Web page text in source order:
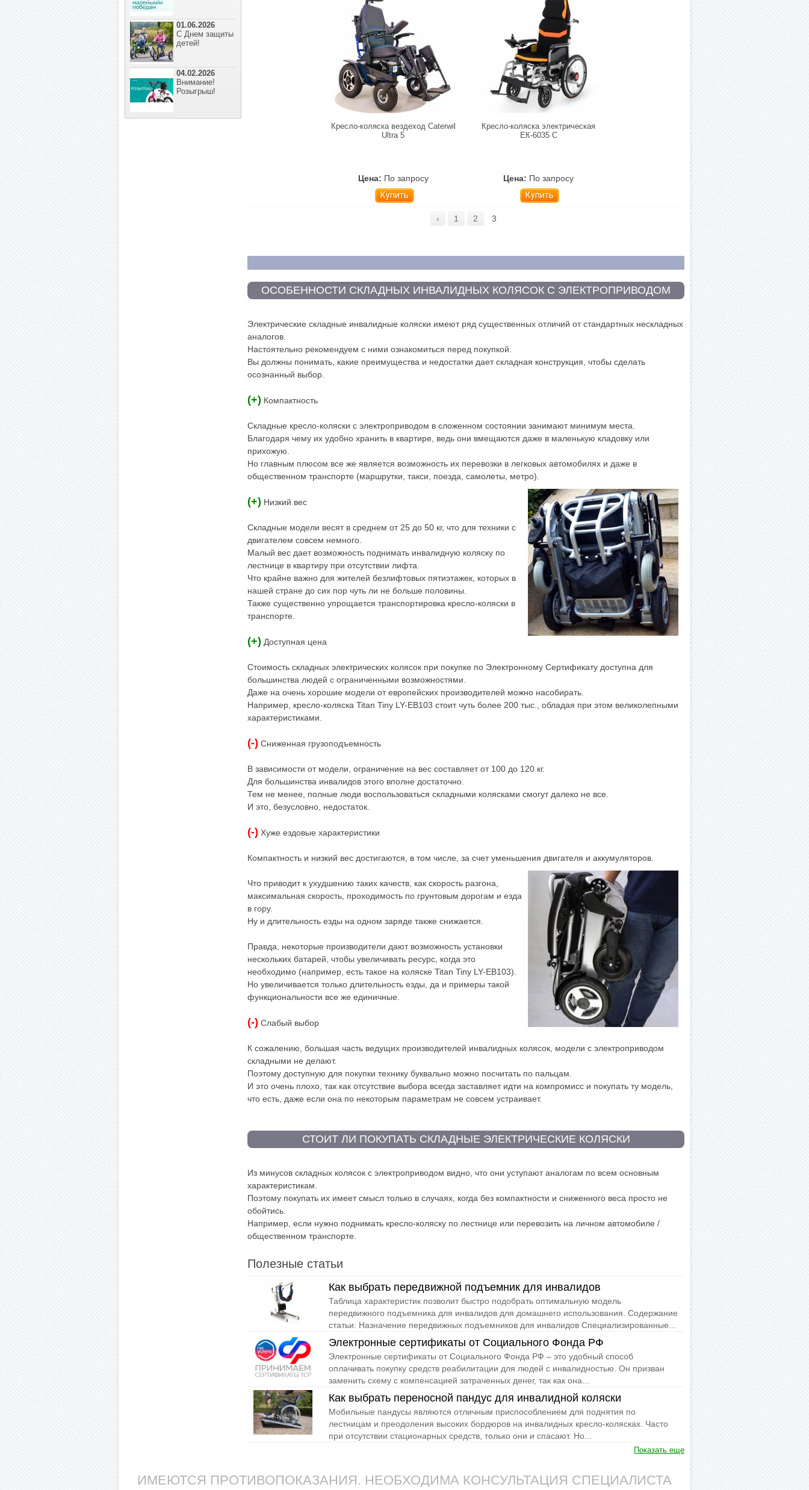
01.06.2026
С Днем защиты
детей!
04.02.2026
Внимание!
Розыгрыш!
Кресло-коляска вездеход Caterwil
Ultra 5
Цена: По запросу
Купить
Кресло-коляска электрическая
ЕК-6035 C
Цена: По запросу
Купить
‹ 1 2 3
ОСОБЕННОСТИ СКЛАДНЫХ ИНВАЛИДНЫХ КОЛЯСОК С ЭЛЕКТРОПРИВОДОМ
Электрические складные инвалидные коляски имеют ряд существенных отличий от стандартных нескладных
аналогов.
Настоятельно рекомендуем с ними ознакомиться перед покупкой.
Вы должны понимать, какие преимущества и недостатки дает складная конструкция, чтобы сделать
осознанный выбор.
(+) Компактность
Складные кресло-коляски с электроприводом в сложенном состоянии занимают минимум места.
Благодаря чему их удобно хранить в квартире, ведь они вмещаются даже в маленькую кладовку или
прихожую.
Но главным плюсом все же является возможность их перевозки в легковых автомобилях и даже в
общественном транспорте (маршрутки, такси, поезда, самолеты, метро).
(+) Низкий вес
Складные модели весят в среднем от 25 до 50 кг, что для техники с
двигателем совсем немного.
Малый вес дает возможность поднимать инвалидную коляску по
лестнице в квартиру при отсутствии лифта.
Что крайне важно для жителей безлифтовых пятиэтажек, которых в
нашей стране до сих пор чуть ли не больше половины.
Также существенно упрощается транспортировка кресло-коляски в
транспорте.
(+) Доступная цена
Стоимость складных электрических колясок при покупке по Электронному Сертификату доступна для
большинства людей с ограниченными возможностями.
Даже на очень хорошие модели от европейских производителей можно насобирать.
Например, кресло-коляска Titan Tiny LY-EB103 стоит чуть более 200 тыс., обладая при этом великолепными
характеристиками.
(-) Сниженная грузоподъемность
В зависимости от модели, ограничение на вес составляет от 100 до 120 кг.
Для большинства инвалидов этого вполне достаточно.
Тем не менее, полные люди воспользоваться складными колясками смогут далеко не все.
И это, безусловно, недостаток.
(-) Хуже ездовые характеристики
Компактность и низкий вес достигаются, в том числе, за счет уменьшения двигателя и аккумуляторов.
Что приводит к ухудшению таких качеств, как скорость разгона,
максимальная скорость, проходимость по грунтовым дорогам и езда
в гору.
Ну и длительность езды на одном заряде также снижается.
Правда, некоторые производители дают возможность установки
нескольких батарей, чтобы увеличивать ресурс, когда это
необходимо (например, есть такое на коляске Titan Tiny LY-EB103).
Но увеличивается только длительность езды, да и примеры такой
функциональности все же единичные.
(-) Слабый выбор
К сожалению, большая часть ведущих производителей инвалидных колясок, модели с электроприводом
складными не делают.
Поэтому доступную для покупки технику буквально можно посчитать по пальцам.
И это очень плохо, так как отсутствие выбора всегда заставляет идти на компромисс и покупать ту модель,
что есть, даже если она по некоторым параметрам не совсем устраивает.
СТОИТ ЛИ ПОКУПАТЬ СКЛАДНЫЕ ЭЛЕКТРИЧЕСКИЕ КОЛЯСКИ
Из минусов складных колясок с электроприводом видно, что они уступают аналогам по всем основным
характеристикам.
Поэтому покупать их имеет смысл только в случаях, когда без компактности и сниженного веса просто не
обойтись.
Например, если нужно поднимать кресло-коляску по лестнице или перевозить на личном автомобиле /
общественном транспорте.
Полезные статьи
Как выбрать передвижной подъемник для инвалидов
Таблица характеристик позволит быстро подобрать оптимальную модель
передвижного подъемника для инвалидов для домашнего использования. Содержание
статьи: Назначение передвижных подъемников для инвалидов Специализированные...
Электронные сертификаты от Социального Фонда РФ
Электронные сертификаты от Социального Фонда РФ – это удобный способ
оплачивать покупку средств реабилитации для людей с инвалидностью. Он призван
заменить схему с компенсацией затраченных денег, так как она...
Как выбрать переносной пандус для инвалидной коляски
Мобильные пандусы являются отличным приспособлением для поднятия по
лестницам и преодоления высоких бордюров на инвалидных кресло-колясках. Часто
при отсутствии стационарных средств, только они и спасают. Но...
Показать еще
ИМЕЮТСЯ ПРОТИВОПОКАЗАНИЯ. НЕОБХОДИМА КОНСУЛЬТАЦИЯ СПЕЦИАЛИСТА